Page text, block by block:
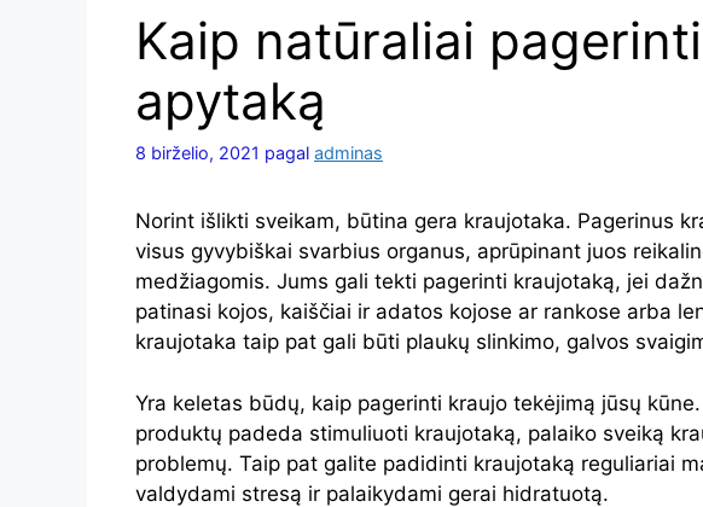
Kaip natūraliai
apytaką
8 birželio, 2021 pagal adminas
Norint išlikti sveikam, būtina gera kraujotaka. Pagerinus
visus gyvybiškai svarbius organus, aprūpinant juos
medžiagomis. Jums gali tekti pagerinti kraujotaką, jei
patinasi kojos, kaiščiai ir adatos kojose ar rankose arba
kraujotaka taip pat gali būti plaukų slinkimo, galvos
Yra keletas būdų, kaip pagerinti kraujo tekėjimą jūsų
produktų padeda stimuliuoti kraujotaką, palaiko sveiką
problemų. Taip pat galite padidinti kraujotaką reguliariai
valdydami stresą ir palaikydami gerai hidratuotą.